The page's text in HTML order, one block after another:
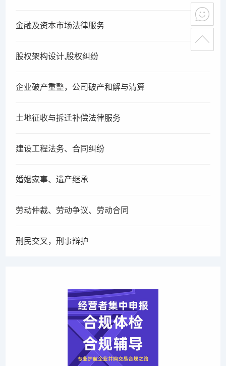
金融及资本市场法律服务
股权架构设计,股权纠纷
企业破产重整，公司破产和解与清算
土地征收与拆迁补偿法律服务
建设工程法务、合同纠纷
婚姻家事、遗产继承
劳动仲裁、劳动争议、劳动合同
刑民交叉，刑事辩护